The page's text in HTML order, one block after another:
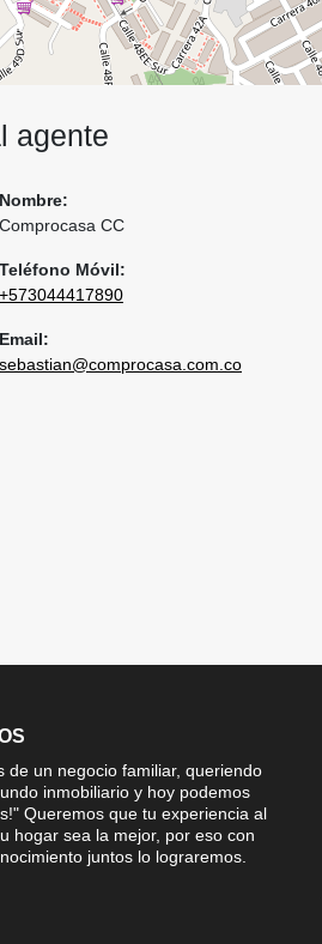
agente
Nombre:
Comprocasa CC
Teléfono Móvil:
+573044417890
Email:
sebastian@comprocasa.com.co
de un negocio familiar, queriendo
inmobiliario y hoy podemos
Queremos que tu experiencia al
hogar sea la mejor, por eso con
juntos lo lograremos.